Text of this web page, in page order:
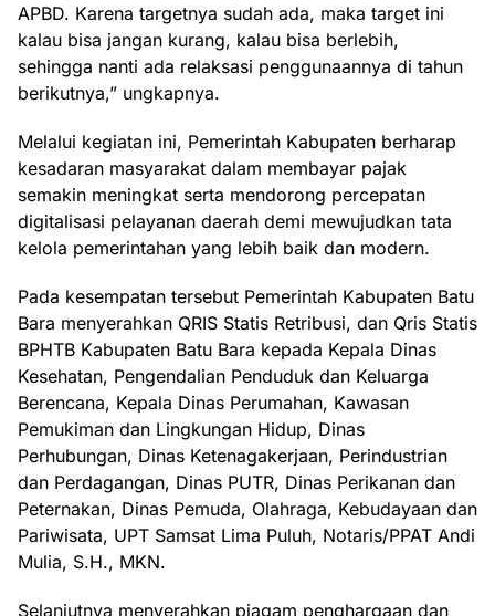
APBD. Karena targetnya sudah ada, maka target ini
kalau bisa jangan kurang, kalau bisa berlebih,
sehingga nanti ada relaksasi penggunaannya di tahun
berikutnya,” ungkapnya.
Melalui kegiatan ini, Pemerintah Kabupaten berharap
kesadaran masyarakat dalam membayar pajak
semakin meningkat serta mendorong percepatan
digitalisasi pelayanan daerah demi mewujudkan tata
kelola pemerintahan yang lebih baik dan modern.
Pada kesempatan tersebut Pemerintah Kabupaten Batu
Bara menyerahkan QRIS Statis Retribusi, dan Qris Statis
BPHTB Kabupaten Batu Bara kepada Kepala Dinas
Kesehatan, Pengendalian Penduduk dan Keluarga
Berencana, Kepala Dinas Perumahan, Kawasan
Pemukiman dan Lingkungan Hidup, Dinas
Perhubungan, Dinas Ketenagakerjaan, Perindustrian
dan Perdagangan, Dinas PUTR, Dinas Perikanan dan
Peternakan, Dinas Pemuda, Olahraga, Kebudayaan dan
Pariwisata, UPT Samsat Lima Puluh, Notaris/PPAT Andi
Mulia, S.H., MKN.
Selanjutnya menyerahkan piagam penghargaan dan